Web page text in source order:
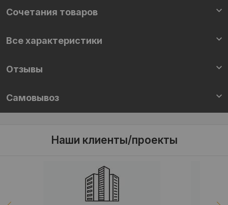
Cочетания товаров
Все характеристики
Отзывы
Самовывоз
Наши клиенты/проекты